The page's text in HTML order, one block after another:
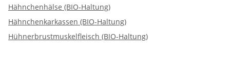
Hähnchenhälse (BIO-Haltung)
Hähnchenkarkassen (BIO-Haltung)
Hühnerbrustmuskelfleisch (BIO-Haltung)